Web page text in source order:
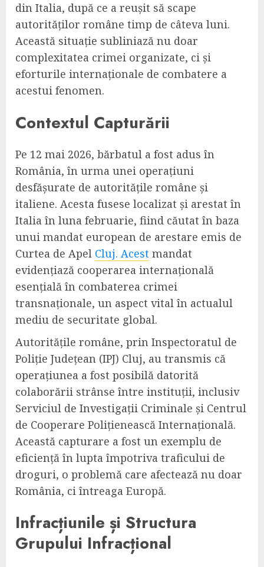
din Italia, după ce a reușit să scape
autorităților române timp de câteva luni.
Această situație subliniază nu doar
complexitatea crimei organizate, ci și
eforturile internaționale de combatere a
acestui fenomen.
Contextul Capturării
Pe 12 mai 2026, bărbatul a fost adus în
România, în urma unei operațiuni
desfășurate de autoritățile române și
italiene. Acesta fusese localizat și arestat în
Italia în luna februarie, fiind căutat în baza
unui mandat european de arestare emis de
Curtea de Apel Cluj. Acest mandat
evidențiază cooperarea internațională
esențială în combaterea crimei
transnaționale, un aspect vital în actualul
mediu de securitate global.
Autoritățile române, prin Inspectoratul de
Poliție Județean (IPJ) Cluj, au transmis că
operațiunea a fost posibilă datorită
colaborării strânse între instituții, inclusiv
Serviciul de Investigații Criminale și Centrul
de Cooperare Polițienească Internațională.
Această capturare a fost un exemplu de
eficiență în lupta împotriva traficului de
droguri, o problemă care afectează nu doar
România, ci întreaga Europă.
Infracțiunile și Structura
Grupului Infracțional